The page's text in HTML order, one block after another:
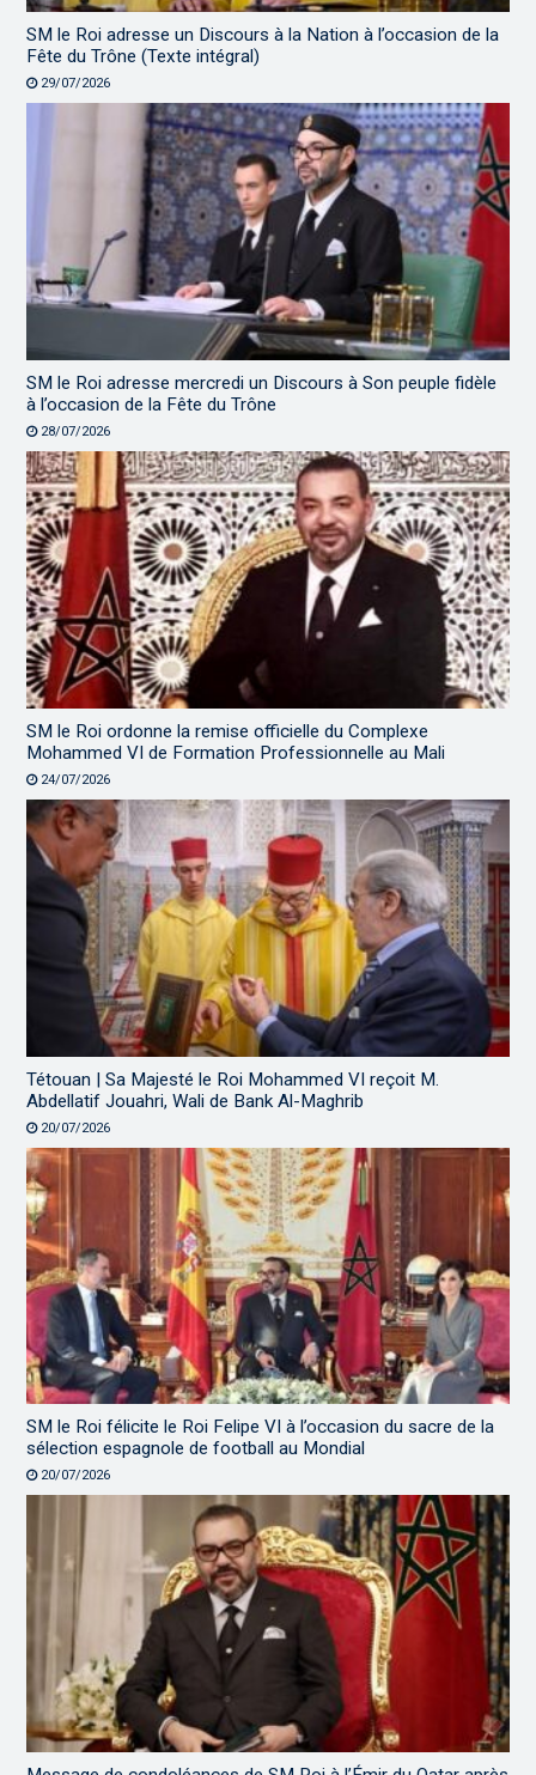
SM le Roi adresse un Discours à la Nation à l’occasion de la
Fête du Trône (Texte intégral)
29/07/2026
SM le Roi adresse mercredi un Discours à Son peuple fidèle
à l’occasion de la Fête du Trône
28/07/2026
SM le Roi ordonne la remise officielle du Complexe
Mohammed VI de Formation Professionnelle au Mali
24/07/2026
Tétouan | Sa Majesté le Roi Mohammed VI reçoit M.
Abdellatif Jouahri, Wali de Bank Al-Maghrib
20/07/2026
SM le Roi félicite le Roi Felipe VI à l’occasion du sacre de la
sélection espagnole de football au Mondial
20/07/2026